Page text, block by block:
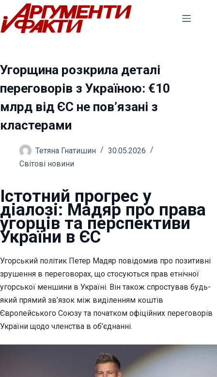
Перейти
до
вмісту
Угорщина розкрила деталі
переговорів з Україною: €10
млрд від ЄС не пов’язані з
кластерами
Тетяна Гнатишин
30.05.2026
Світові новини
Істотний прогрес у
діалозі: Мадяр про права
угорців та перспективи
України в ЄС
Угорський політик Петер Мадяр повідомив про позитивні
зрушення в переговорах, що стосуються прав етнічної
угорської меншини в Україні. Він також спростував будь-
який прямий зв’язок між виділенням коштів
Європейського Союзу та початком офіційних переговорів
України щодо членства в об’єднанні.